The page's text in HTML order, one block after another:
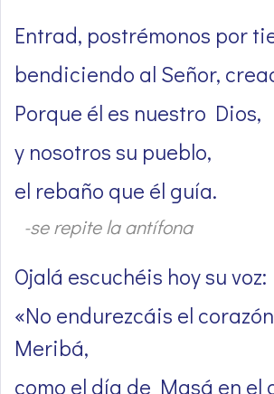
Entrad, postrémonos por
bendiciendo al Señor,
Porque él es nuestro Dios,
y nosotros su pueblo,
el rebaño que él guía.
-se repite la antífona
Ojalá escuchéis hoy su voz:
«No endurezcáis el
Meribá,
como el día de Masá en el